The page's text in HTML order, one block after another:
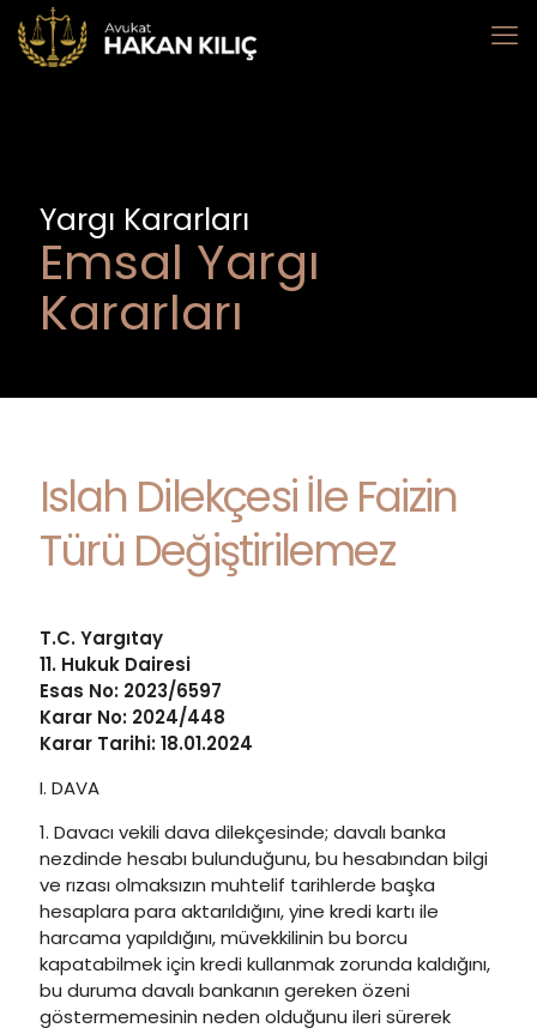
Yargı Kararları
Emsal Yargı
Kararları
Islah Dilekçesi İle Faizin
Türü Değiştirilemez
T.C. Yargıtay
11. Hukuk Dairesi
Esas No: 2023/6597
Karar No: 2024/448
Karar Tarihi: 18.01.2024
I. DAVA
1. Davacı vekili dava dilekçesinde; davalı banka
nezdinde hesabı bulunduğunu, bu hesabından bilgi
ve rızası olmaksızın muhtelif tarihlerde başka
hesaplara para aktarıldığını, yine kredi kartı ile
harcama yapıldığını, müvekkilinin bu borcu
kapatabilmek için kredi kullanmak zorunda kaldığını,
bu duruma davalı bankanın gereken özeni
göstermemesinin neden olduğunu ileri sürerek